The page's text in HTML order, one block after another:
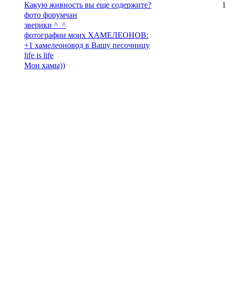
Какую живность вы еще содержите?
фото форумчан
зверики ^_^
фотографии моих ХАМЕЛЕОНОВ:
+1 хамелеоновод в Вашу песочницу
life is life
Мои хамы))